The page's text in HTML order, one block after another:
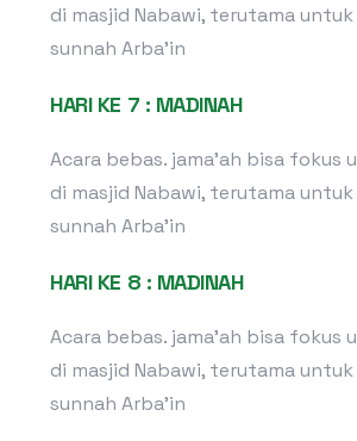
di masjid Nabawi, terutama
sunnah Arba’in
HARI KE 7 : MADINAH
Acara bebas. jama’ah bisa fokus
di masjid Nabawi, terutama
sunnah Arba’in
HARI KE 8 : MADINAH
Acara bebas. jama’ah bisa fokus
di masjid Nabawi, terutama
sunnah Arba’in